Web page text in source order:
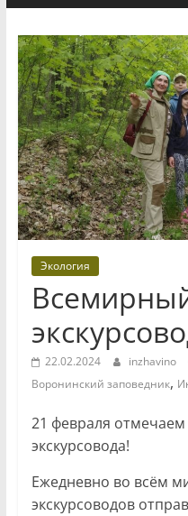
В
суслики
Экология
22.02.2024 inzhavino
Воронинский заповедник,
21 февраля
экскурсовода!
Ежедневно во всём
экскурсоводов